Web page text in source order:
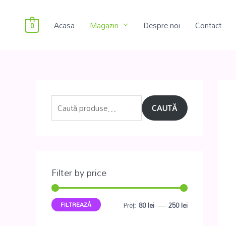
Acasa Magazin Despre noi Contact
0
CAUTĂ
Filter by price
FILTREAZĂ Preț: 80 lei—250 lei